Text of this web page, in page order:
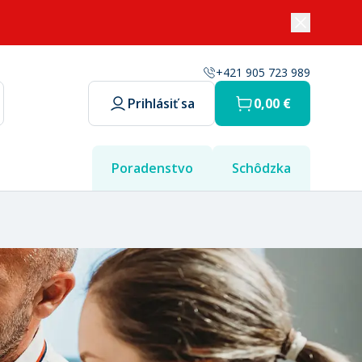
+421 905 723 989
Prihlásiť sa 0,00 €
Poradenstvo Schôdzka